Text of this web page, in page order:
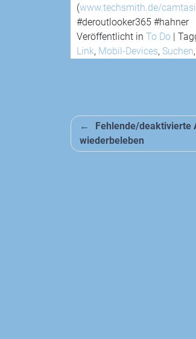
(www.techsmith.de/
#deroutlooker365 #hahner
Veröffentlicht in To Do
Link, Mobil-Devices, Suchen,
Beitragsnavigation
Fehlende/deaktivierte
wiederbeleben